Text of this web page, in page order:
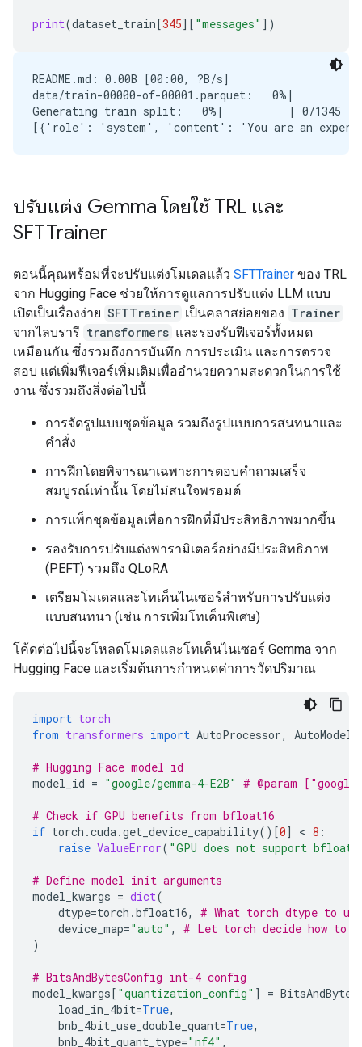
print(dataset_train[345][ "messages" ])
README.md: 0.00B [00:00, ?B/s]
data/train-00000-of-00001.parquet:   0%|          |
Generating train split:   0%|          | 0/1345
ปรับแต่ง Gemma โดยใช้ TRL และ
SFTTrainer
ตอนนี้คุณพร้อมที่จะปรับแต่งโมเดลแล้ว SFTTrainer ของ TRL
จาก Hugging Face ช่วยให้การดูแลการปรับแต่ง LLM แบบ
เปิดเป็นเรื่องง่าย SFTTrainer เป็นคลาสย่อยของ Trainer
จากไลบรารี transformers และรองรับฟีเจอร์ทั้งหมด
เหมือนกัน ซึ่งรวมถึงการบันทึก การประเมิน และการตรวจ
สอบ แต่เพิ่มฟีเจอร์เพิ่มเติมเพื่ออำนวยความสะดวกในการใช้
งาน ซึ่งรวมถึงสิ่งต่อไปนี้
การจัดรูปแบบชุดข้อมูล รวมถึงรูปแบบการสนทนาและ
คำสั่ง
การฝึกโดยพิจารณาเฉพาะการตอบคำถามเสร็จ
สมบูรณ์เท่านั้น โดยไม่สนใจพรอมต์
การแพ็กชุดข้อมูลเพื่อการฝึกที่มีประสิทธิภาพมากขึ้น
รองรับการปรับแต่งพารามิเตอร์อย่างมีประสิทธิภาพ
(PEFT) รวมถึง QLoRA
เตรียมโมเดลและโทเค็นไนเซอร์สำหรับการปรับแต่ง
แบบสนทนา (เช่น การเพิ่มโทเค็นพิเศษ)
โค้ดต่อไปนี้จะโหลดโมเดลและโทเค็นไนเซอร์ Gemma จาก
Hugging Face และเริ่มต้นการกำหนดค่าการวัดปริมาณ
import torch
from transformers import AutoProcessor,
# Hugging Face model id
model_id = "google/gemma-4-E2B" # @param
# Check if GPU benefits from bfloat16
if torch .cuda.get_device_capability()[0] < 8 :
raise ValueError( "GPU does not support
# Define model init arguments
model_kwargs = dict(
dtype=torch .bfloat16,
# What torch dtype to
device_map="auto" ,
# Let torch decide how to
)
# BitsAndBytesConfig int-4 config
model_kwargs[ "quantization_config" ] =
load_in_4bit=True,
bnb_4bit_use_double_quant=True,
bnb_4bit_quant_type="nf4" ,